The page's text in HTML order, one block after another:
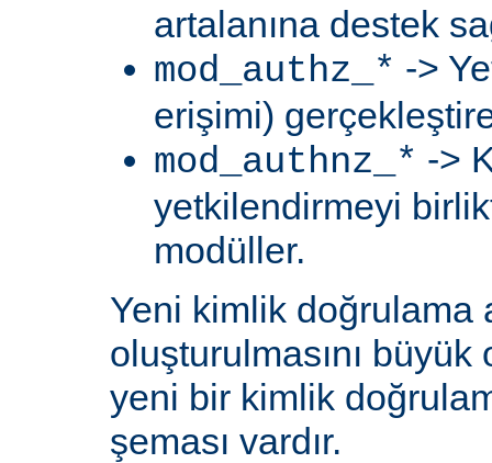
artalanına destek
mod_authz_* ->
erişimi)
mod_authnz_* ->
yetkilendirmeyi
modüller.
Yeni kimlik doğrulama
oluşturulmasını
yeni bir kimlik
şeması vardır.